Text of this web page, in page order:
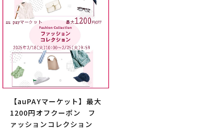
【auPAYマーケット】最大
1200円オフクーポン フ
ァッションコレクション
特徴
カラー